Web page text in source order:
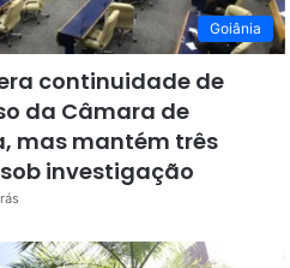
Goiânia
continuidade de
da Câmara de
mas mantém três
investigação